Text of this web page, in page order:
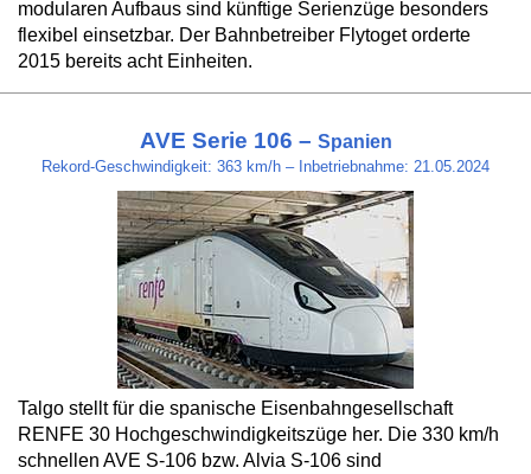
modularen Aufbaus sind künftige Serienzüge besonders
flexibel einsetzbar. Der Bahnbetreiber Flytoget orderte
2015 bereits acht Einheiten.
AVE Serie 106 – Spanien
Rekord-Geschwindigkeit: 363 km/h – Inbetriebnahme: 21.05.2024
Talgo stellt für die spanische Eisenbahngesellschaft
RENFE 30 Hochgeschwindigkeitszüge her. Die 330 km/h
schnellen AVE S-106 bzw. Alvia S-106 sind